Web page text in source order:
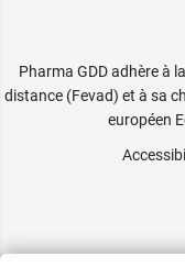
Pharma GDD adhère à
distance (Fevad) et à sa
européen